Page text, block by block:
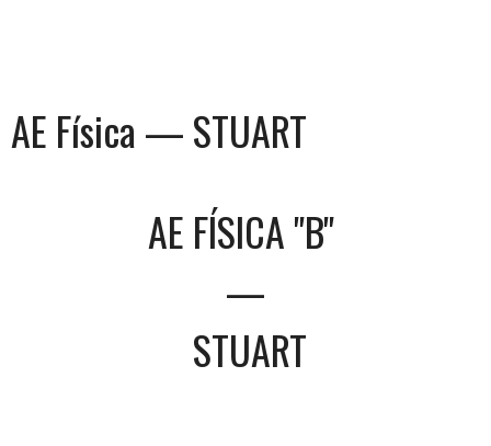
AE Física — STUART
AE FÍSICA "B"
—
STUART